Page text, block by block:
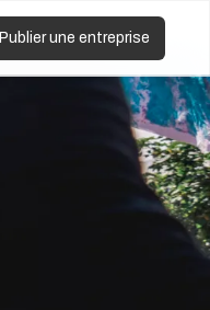
Publier une entreprise